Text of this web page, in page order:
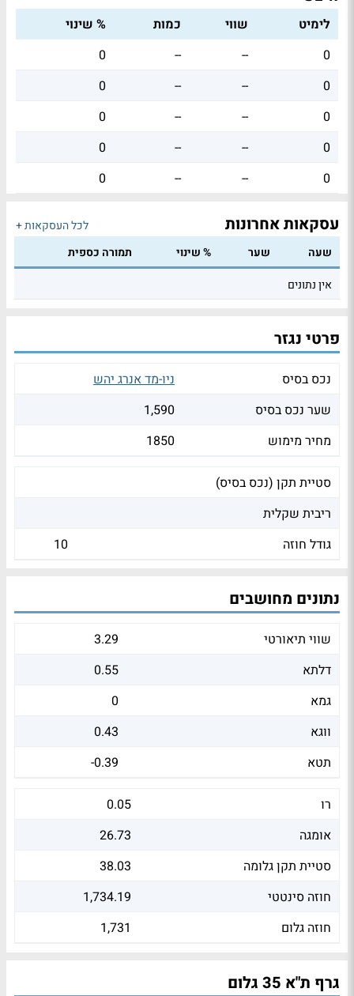
לימיט שווי כמות
% שינוי
0
--
--
0
0
--
--
0
0
--
--
0
0
--
--
0
0
--
--
0
עסקאות אחרונות
לכל העסקאות +
שעה
שער % שינוי
תמורה כספית
אין נתונים
פרטי נגזר
נכס בסיס
ניו-מד אנרג יהש
שער נכס בסיס
1,590
מחיר מימוש
1850
סטיית תקן (נכס בסיס)
ריבית שקלית
גודל חוזה
10
נתונים מחושבים
שווי תיאורטי
3.29
דלתא
0.55
גמא
0
ווגא
0.43
תטא
-0.39
רו
0.05
אומגה
26.73
סטיית תקן גלומה
38.03
חוזה סינטטי
1,734.19
חוזה גלום
1,731
גרף ת"א 35 גלום